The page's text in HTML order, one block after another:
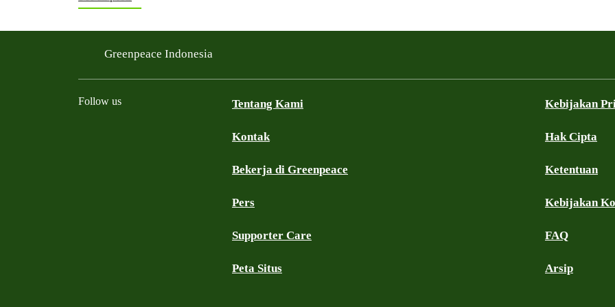
Greenpeace Indonesia
Follow us Tentang Kami
Kontak
Bekerja di Greenpeace
Pers
Supporter Care
Peta Situs
Kebijakan
Hak Cipta
Ketentuan
Kebijakan
FAQ
Arsip